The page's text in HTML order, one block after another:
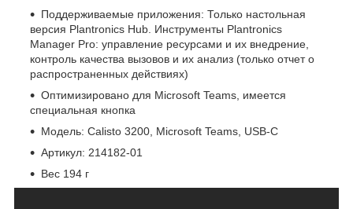
Поддерживаемые приложения: Только настольная
версия Plantronics Hub. Инструменты Plantronics
Manager Pro: управление ресурсами и их внедрение,
контроль качества вызовов и их анализ (только отчет о
распространенных действиях)
Оптимизировано для Microsoft Teams, имеется
специальная кнопка
Модель: Calisto 3200, Microsoft Teams, USB-C
Артикул: 214182-01
Вес 194 г